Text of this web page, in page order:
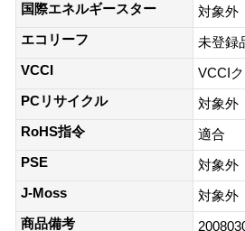
国際エネルギースター
対象外
エコリーフ
未登録
VCCI
VCCI
PCリサイクル
対象外
RoHS指令
適合
PSE
対象外
J-Moss
対象外
商品備考